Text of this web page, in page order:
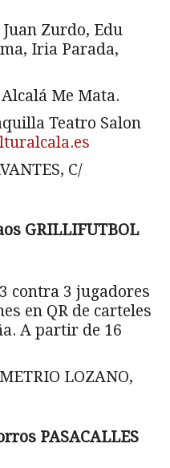
Zurdo, Edu
Iria Parada,
Me Mata.
Teatro Salon
C/
GRILLIFUTBOL
contra 3 jugadores
en QR de carteles
A partir de 16
LOZANO,
PASACALLES